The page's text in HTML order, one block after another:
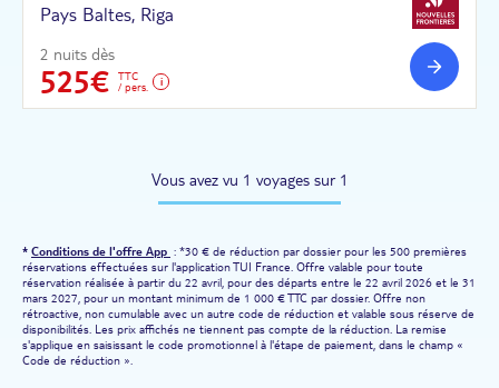
Pays Baltes, Riga
2 nuits dès
525€
TTC
/ pers.
Vous avez vu 1 voyages sur 1
* Conditions de l'offre App : *30 € de réduction par dossier pour les 500 premières
réservations effectuées sur l'application TUI France. Offre valable pour toute
réservation réalisée à partir du 22 avril, pour des départs entre le 22 avril 2026 et le 31
mars 2027, pour un montant minimum de 1 000 € TTC par dossier. Offre non
rétroactive, non cumulable avec un autre code de réduction et valable sous réserve de
disponibilités. Les prix affichés ne tiennent pas compte de la réduction. La remise
s'applique en saisissant le code promotionnel à l'étape de paiement, dans le champ «
Code de réduction ».